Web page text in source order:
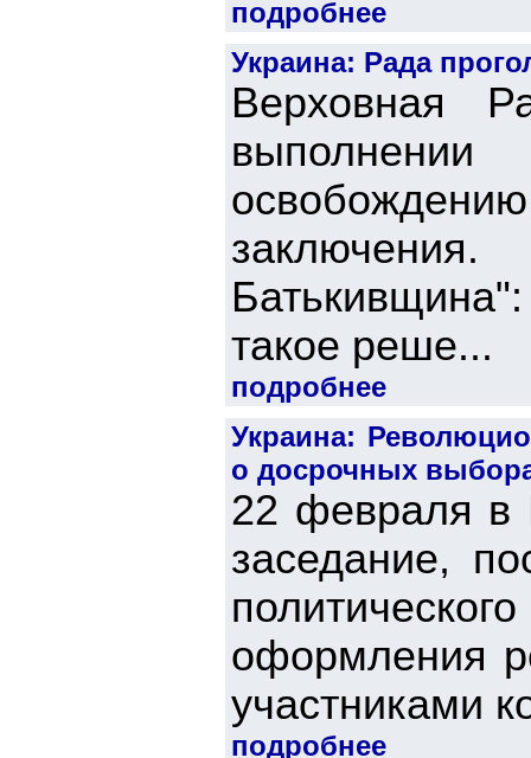
подробнее
Украина: Рада
Верховная
выполнении
заключения.
такое реше...
подробнее
Украина:
о досрочных
22 февраля в
заседание,
оформления
участниками
подробнее